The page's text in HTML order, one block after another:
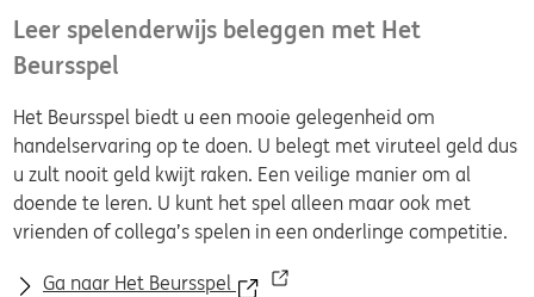
Leer spelenderwijs beleggen met Het
Beursspel
Het Beursspel biedt u een mooie gelegenheid om
handelservaring op te doen. U belegt met viruteel geld dus
u zult nooit geld kwijt raken. Een veilige manier om al
doende te leren. U kunt het spel alleen maar ook met
vrienden of collega’s spelen in een onderlinge competitie.
Ga naar Het Beursspel